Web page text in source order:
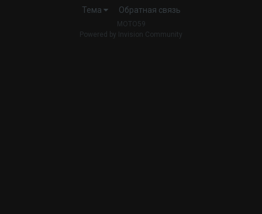
Тема Обратная связь
MOTO59
Powered by Invision Community